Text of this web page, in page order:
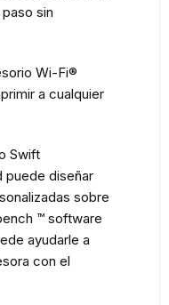
sin
Wi-Fi®
a cualquier
Swift
puede diseñar
sobre
™ software
ayudarle a
con el